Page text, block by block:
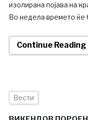
изолирана појава на
Во недела времето ќе
Continue
Вести